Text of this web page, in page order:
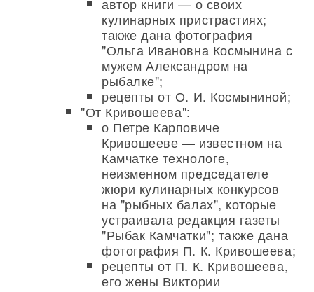
кулинарных пристрастиях;
также дана фотография
"Ольга Ивановна Космынина с
мужем Александром на
рыбалке";
рецепты от О. И. Космыниной;
"От Кривошеева":
о Петре Карповиче
Кривошееве — известном на
Камчатке технологе,
неизменном председателе
жюри кулинарных конкурсов
на "рыбных балах", которые
устраивала редакция газеты
"Рыбак Камчатки"; также дана
фотография П. К. Кривошеева;
рецепты от П. К. Кривошеева,
его жены Виктории